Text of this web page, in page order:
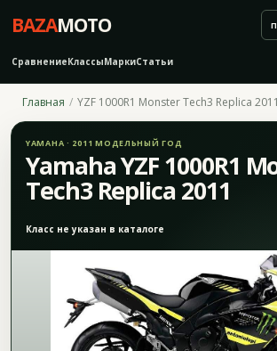
BAZAMOTO
СравнениеКлассыМаркиСтатьи
Главная YZF 1000R1 Monster Tech3 Replica 2011
YAMAHA · 2011 МОДЕЛЬНЫЙ ГОД
Yamaha YZF 1000R1
Tech3 Replica 2011
Класс не указан в каталоге